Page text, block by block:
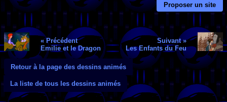
Proposer un site
« Précédent
Emilie et le Dragon
Suivant »
Les Enfants du Feu
Retour à la page des dessins animés
La liste de tous les dessins animés